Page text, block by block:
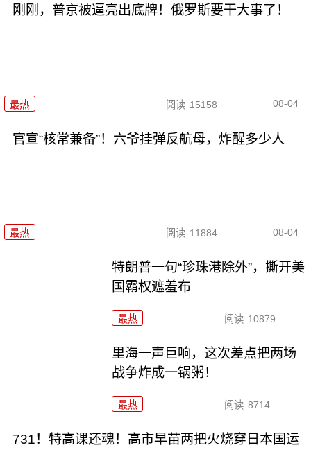
刚刚，普京被逼亮出底牌！俄罗斯要干大事了！
最热 阅读 15158 08-04
官宣“核常兼备”！六爷挂弹反航母，炸醒多少人
最热 阅读 11884 08-04
特朗普一句“珍珠港除外”，撕开美
国霸权遮羞布
最热 阅读 10879
里海一声巨响，这次差点把两场
战争炸成一锅粥！
最热 阅读 8714
731！特高课还魂！高市早苗两把火烧穿日本国运